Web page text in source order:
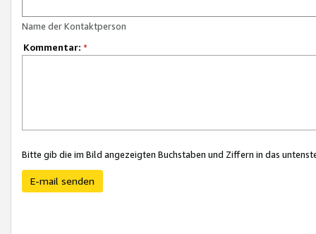
Name der Kontaktperson
Kommentar: *
Bitte gib die im Bild angezeigten Buchstaben und Ziffern in das
E-mail senden